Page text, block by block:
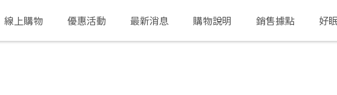
線上購物 優惠活動 最新消息 購物說明 銷售據點 好